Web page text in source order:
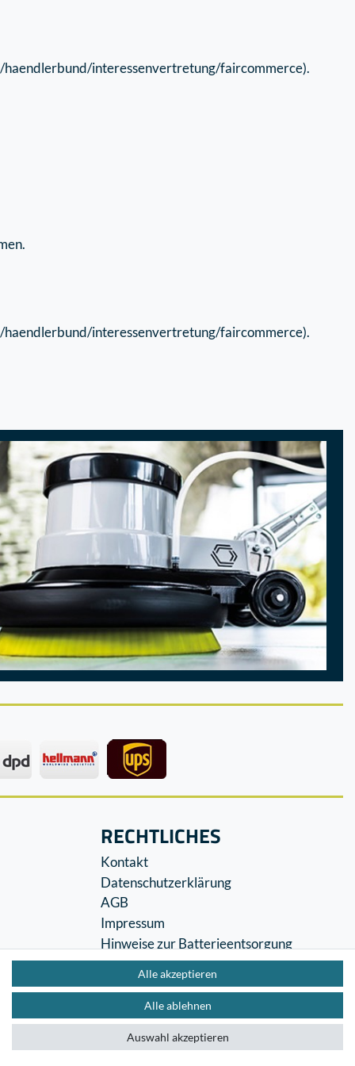
interessenvertretung/faircommerce).
interessenvertretung/faircommerce).
Alle akzeptieren
Alle ablehnen
Auswahl akzeptieren
RECHTLICHES
Kontakt
Datenschutzerklärung
AGB
Impressum
Hinweise zur Batterieentsorgung
Widerrufs­recht
Vertrag widerrufen